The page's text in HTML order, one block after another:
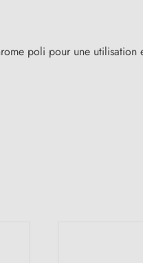
poli pour une utilisation